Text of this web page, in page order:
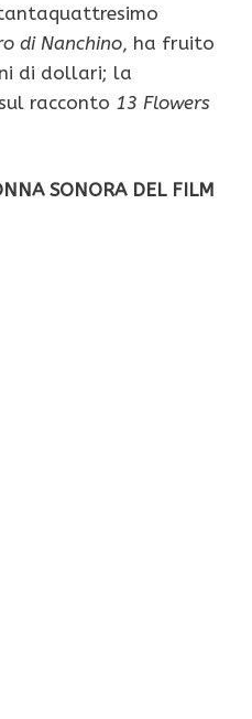
di Nanchino, ha fruito
di dollari; la
racconto 13 Flowers
SONORA DEL FILM